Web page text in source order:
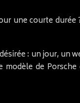
une courte durée
: un jour, un
de